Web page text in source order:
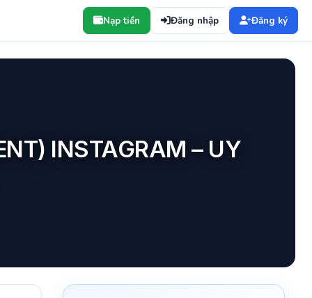
Nạp tiền Đăng nhập Đăng ký
INSTAGRAM – UY